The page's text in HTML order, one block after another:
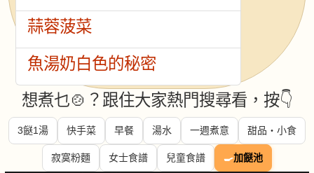
蒜蓉菠菜
魚湯奶白色的秘密
想煮乜🍲？跟住大家熱門搜尋看，按👇
3餸1湯 快手菜 早餐 湯水 一週煮意 甜品・小食
寂寞粉麵 女士食譜 兒童食譜 🍳加餸池